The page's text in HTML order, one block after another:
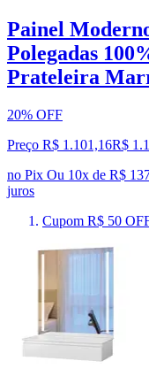
Painel
Polegadas
Prateleira
20% OFF
Preço R$ 1.101,16R$
no Pix Ou 10x de R$
juros
Cupom R$ 50